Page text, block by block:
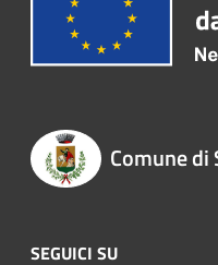
Comune
SEGUICI SU